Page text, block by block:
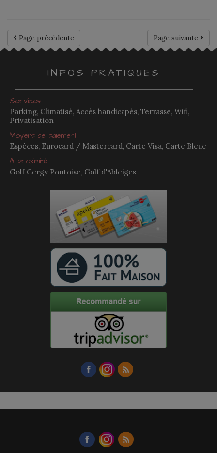
Page suivante
Page précédente
INFOS PRATIQUES
Services
Parking, Climatisé, Accès handicapés, Terrasse, Wifi,
Privatisation
Moyens de paiement
Espèces, Eurocard / Mastercard, Carte Visa, Carte Bleue
À proximité
Golf Cergy Pontoise, Golf d'Ableiges